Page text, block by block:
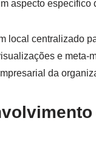
aspecto
local centralizado
e meta-
da